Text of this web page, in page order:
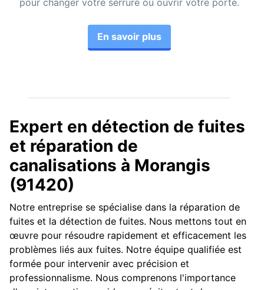
En savoir plus
Expert en détection de fuites
et réparation de
canalisations à Morangis
(91420)
Notre entreprise se spécialise dans la réparation de
fuites et la détection de fuites. Nous mettons tout en
œuvre pour résoudre rapidement et efficacement les
problèmes liés aux fuites. Notre équipe qualifiée est
formée pour intervenir avec précision et
professionnalisme. Nous comprenons l'importance